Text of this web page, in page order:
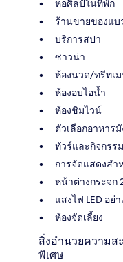
หอศิลป์ในที่พัก
ร้านขายของแ
บริการสปา
ซาวน่า
ห้องนวด/ทรีทเ
ห้องอบไอน้ำ
ห้องชิมไวน์
ตัวเลือกอาหาร
ทัวร์และกิจกรร
การจัดแสดงส
หน้าต่างกระจก
แสงไฟ LED อย่
ห้องจัดเลี้ยง
สิ่งอำนวยความส
พิเศษ